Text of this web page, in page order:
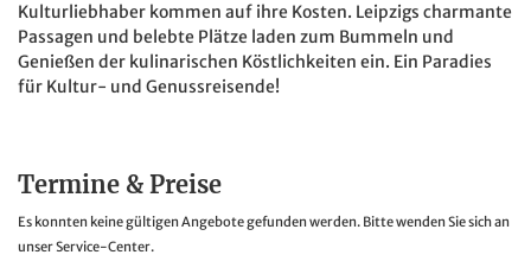
Kulturliebhaber kommen auf ihre Kosten. Leipzigs charmante
Passagen und belebte Plätze laden zum Bummeln und
Genießen der kulinarischen Köstlichkeiten ein. Ein Paradies
für Kultur- und Genussreisende!
Termine & Preise
Es konnten keine gültigen Angebote gefunden werden. Bitte wenden Sie sich an
unser Service-Center.